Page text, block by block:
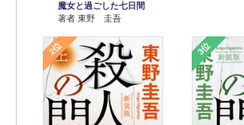
魔女と過ごした七日間
著者 東野 圭吾
2位 3位